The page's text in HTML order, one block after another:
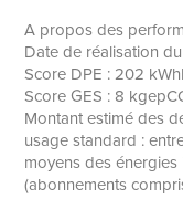
A propos des
Date de réalisation
Score DPE : 202
Score GES : 8
Montant estimé des
usage standard :
moyens des
(abonnements